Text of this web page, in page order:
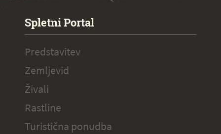
Spletni Portal
Predstavitev
Zemljevid
Živali
Rastline
Turistična ponudba